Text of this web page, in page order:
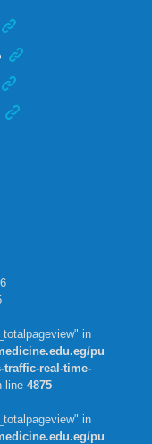
in
pu
real-time-
line 4875
in
pu